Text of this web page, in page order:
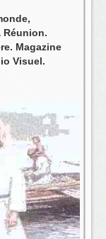
Réunion.
Magazine
Visuel.